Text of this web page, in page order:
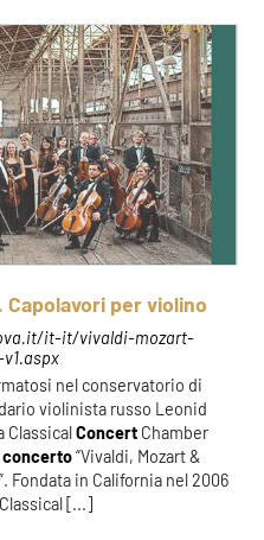
Capolavori per violino
it-it/vivaldi-mozart-
nel conservatorio di
violinista russo Leonid
ClassicalConcert Chamber
concerto“Vivaldi, Mozart &
Fondata in California nel 2006
[...]